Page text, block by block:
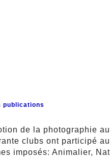
publications
de la photographie
clubs ont participé
imposés: Animalier,